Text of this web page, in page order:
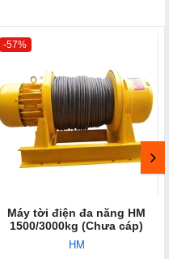
-57%
Máy tời điện đa năng HM
1500/3000kg (Chưa cáp)
HM